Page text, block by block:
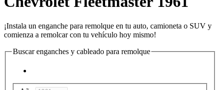
¡Instala un enganche para remolque en tu auto, camioneta o SUV y
comienza a remolcar con tu vehículo hoy mismo!
Buscar enganches y cableado para remolque